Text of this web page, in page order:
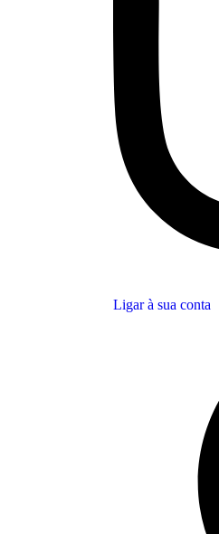
Ligar à sua conta